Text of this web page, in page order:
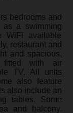
bedrooms and
as a swimming
WiFi available
restaurant and
and spacious,
fitted with air
TV. All units
also feature
also include an
tables. Some
and balcony.